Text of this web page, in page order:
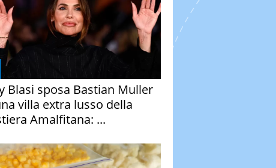
Blasi sposa Bastian Muller
villa extra lusso della
Amalfitana: ...